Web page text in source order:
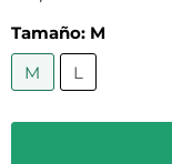
Tamaño: M
M
L